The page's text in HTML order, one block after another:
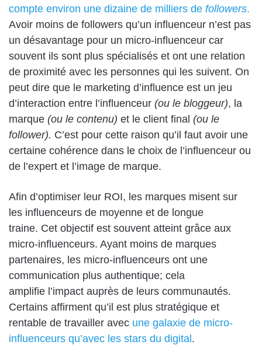
compte environ une dizaine de milliers de followers.
Avoir moins de followers qu’un influenceur n’est pas
un désavantage pour un micro-influenceur car
souvent ils sont plus spécialisés et ont une relation
de proximité avec les personnes qui les suivent. On
peut dire que le marketing d’influence est un jeu
d’interaction entre l’influenceur (ou le bloggeur), la
marque (ou le contenu) et le client final (ou le
follower). C’est pour cette raison qu’il faut avoir une
certaine cohérence dans le choix de l’influenceur ou
de l’expert et l’image de marque.
Afin d’optimiser leur ROI, les marques misent sur
les influenceurs de moyenne et de longue
traine. Cet objectif est souvent atteint grâce aux
micro-influenceurs. Ayant moins de marques
partenaires, les micro-influenceurs ont une
communication plus authentique; cela
amplifie l’impact auprès de leurs communautés.
Certains affirment qu’il est plus stratégique et
rentable de travailler avec une galaxie de micro-
influenceurs qu’avec les stars du digital .